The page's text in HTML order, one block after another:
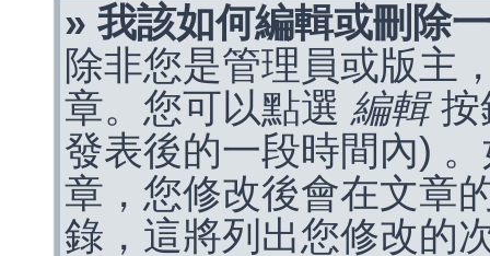
» 我該如何編輯或刪除
除非您是管理員或版主
章。您可以點選 編輯按
發表後的一段時間內)
章，您修改後會在文章
錄，這將列出您修改的